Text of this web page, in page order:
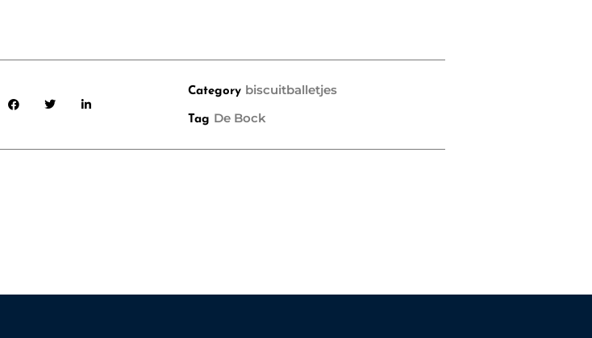
Category biscuitballetjes
Tag De Bock